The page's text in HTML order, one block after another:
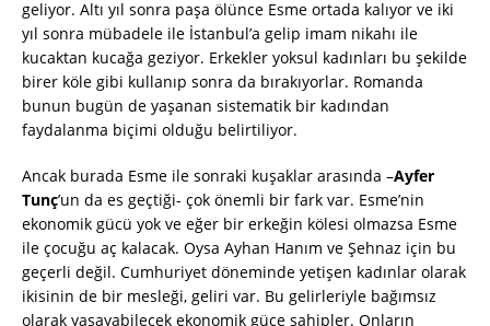
geliyor. Altı yıl sonra paşa ölünce Esme ortada kalıyor ve iki
yıl sonra mübadele ile İstanbul’a gelip imam nikahı ile
kucaktan kucağa geziyor. Erkekler yoksul kadınları bu şekilde
birer köle gibi kullanıp sonra da bırakıyorlar. Romanda
bunun bugün de yaşanan sistematik bir kadından
faydalanma biçimi olduğu belirtiliyor.
Ancak burada Esme ile sonraki kuşaklar arasında –Ayfer
Tunç’un da es geçtiği- çok önemli bir fark var. Esme’nin
ekonomik gücü yok ve eğer bir erkeğin kölesi olmazsa Esme
ile çocuğu aç kalacak. Oysa Ayhan Hanım ve Şehnaz için bu
geçerli değil. Cumhuriyet döneminde yetişen kadınlar olarak
ikisinin de bir mesleği, geliri var. Bu gelirleriyle bağımsız
olarak yaşayabilecek ekonomik güce sahipler. Onların